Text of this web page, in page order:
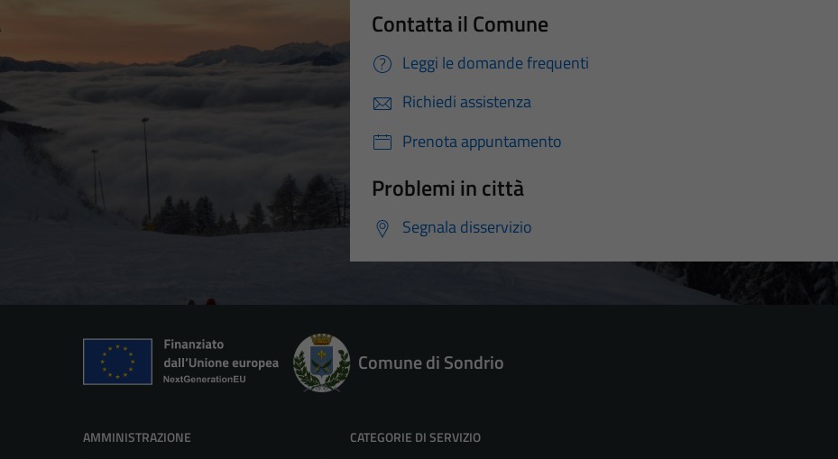
Contatta il Comune
Leggi le domande frequenti
Richiedi assistenza
Prenota appuntamento
Problemi in città
Segnala disservizio
Comune di Sondrio
AMMINISTRAZIONE CATEGORIE DI SERVIZIO